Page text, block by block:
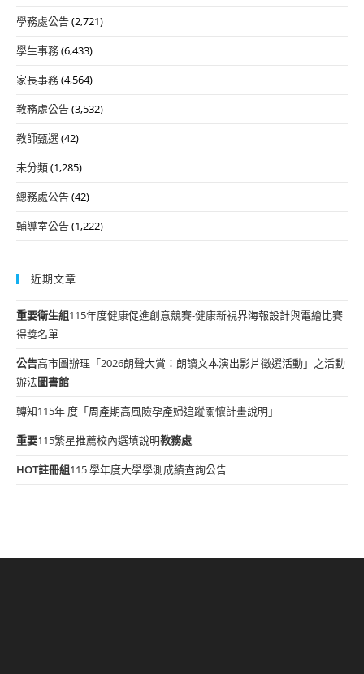
學務處公告(2,721)
學生事務(6,433)
家長事務(4,564)
教務處公告(3,532)
教師甄選(42)
未分類(1,285)
總務處公告(42)
輔導室公告(1,222)
近期文章
重要衛生組115年度健康促進創意競賽-健康新視界海報設計與電繪比賽
得獎名單
公告高市圖辦理「2026朗聲大賞：朗讀文本演出影片徵選活動」之活動
辦法圖書館
轉知115年 度「周產期高風險孕產婦追蹤關懷計畫說明」
重要115繁星推薦校內選填說明教務處
HOT註冊組115 學年度大學學測成績查詢公告